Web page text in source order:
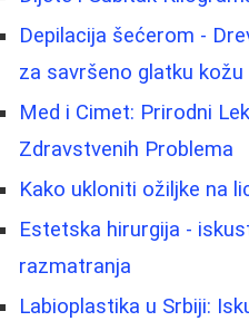
Depilacija šećerom -
za savršeno glatku kožu
Med i Cimet: Prirodni
Zdravstvenih Problema
Kako ukloniti ožiljke na
Estetska hirurgija -
razmatranja
Labioplastika u Srbiji: